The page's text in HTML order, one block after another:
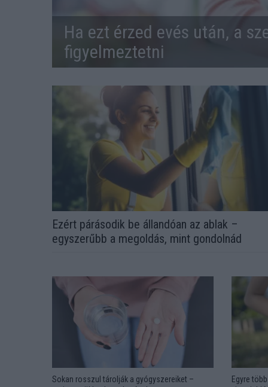
Ha ezt érzed evés után, a
figyelmeztetni
Ezért párásodik be állandóan az ablak –
egyszerűbb a megoldás, mint gondolnád
Sokan rosszul tárolják a gyógyszereiket –
Egyre